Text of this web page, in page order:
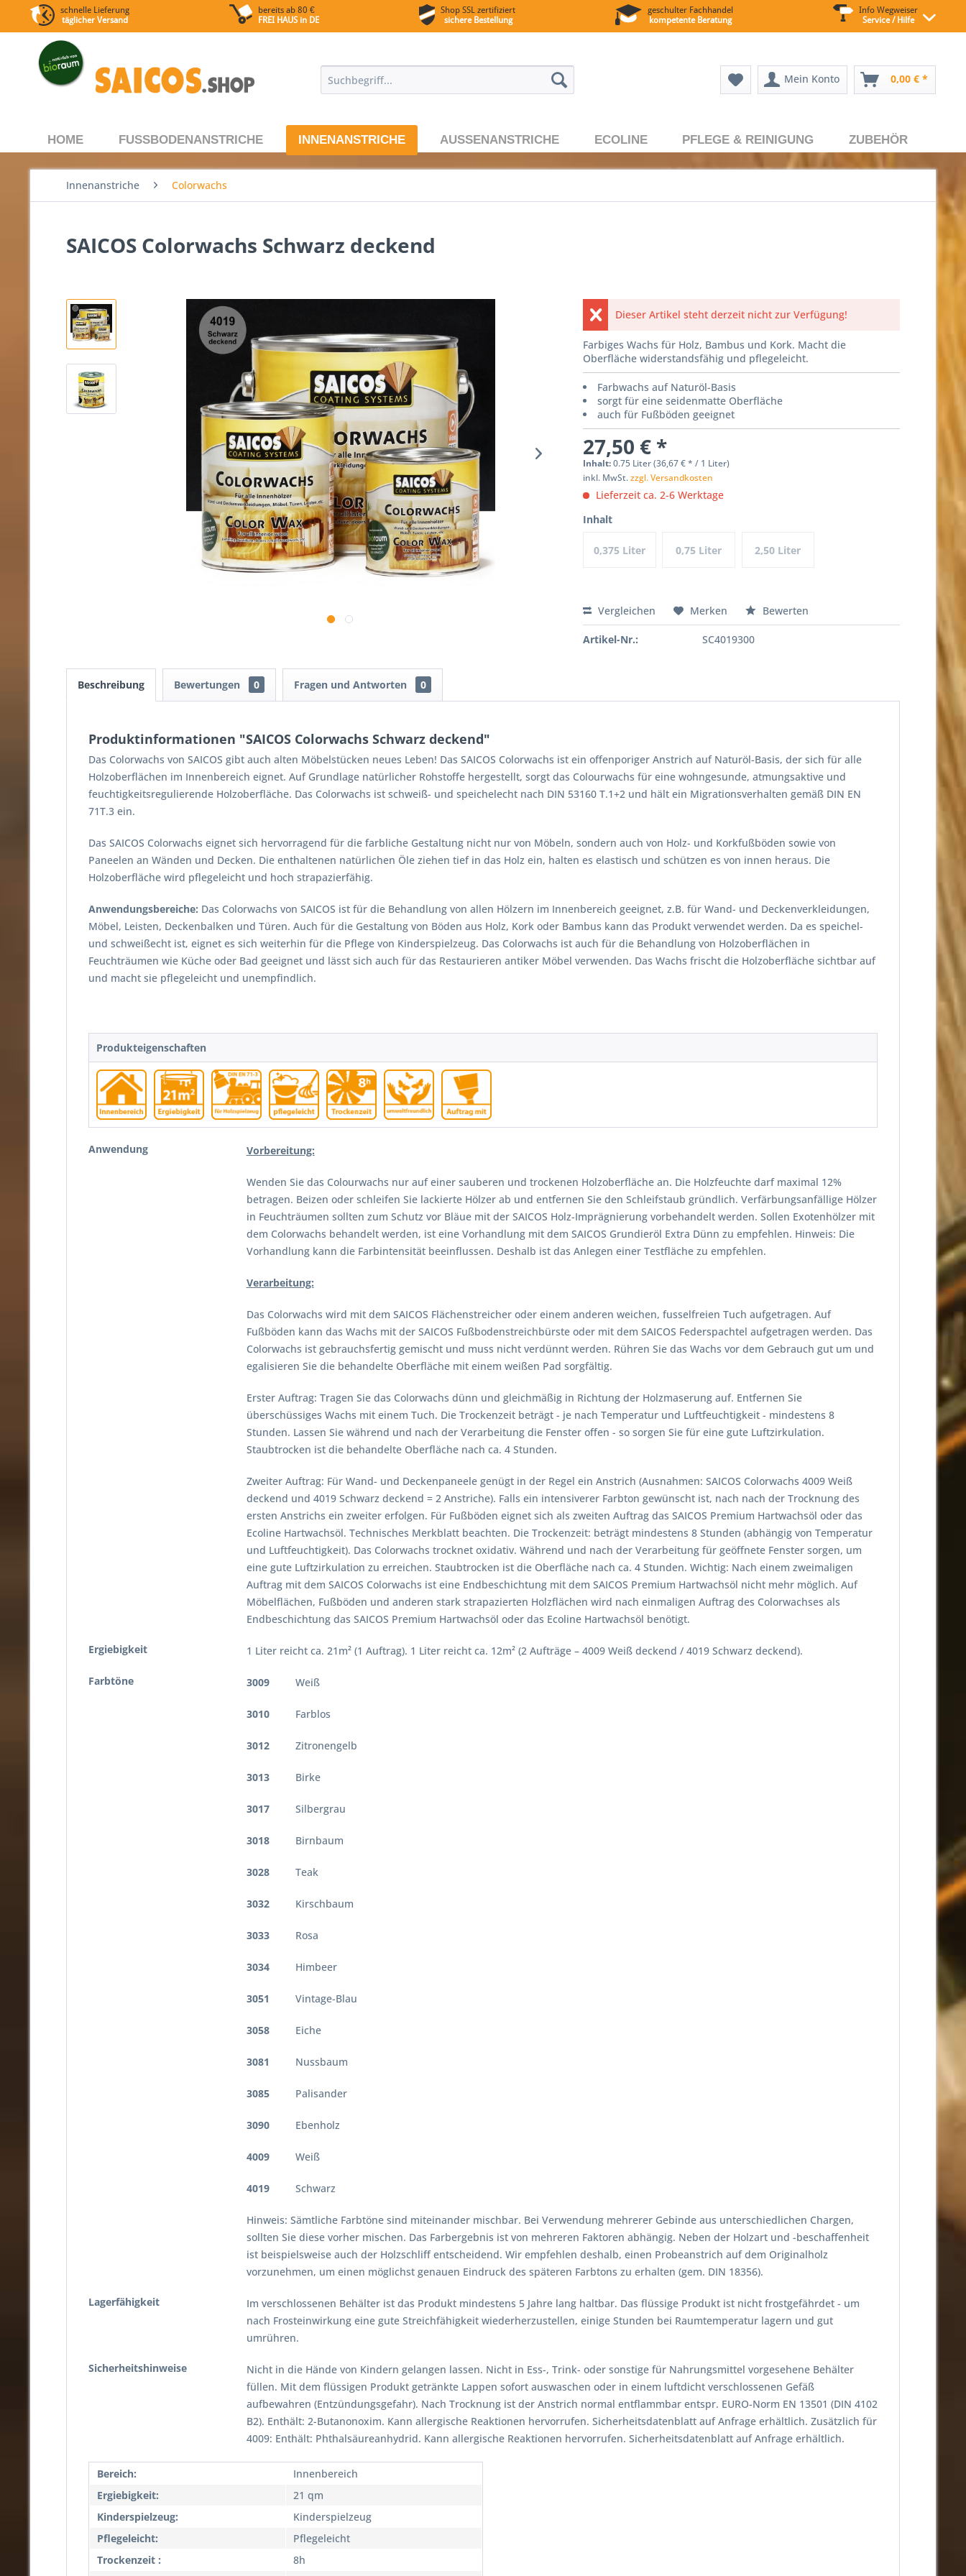
schnelle Lieferung
täglicher Versand
bereits ab 80 €
FREI HAUSin DE
Shop SSL zertifiziert
sichere Bestellung
geschulter Fachhandel
kompetente Beratung
Info Wegweiser
Service / Hilfe
Mein Konto 0,00 € *
HOME FUSSBODENANSTRICHE INNENANSTRICHE AUSSENANSTRICHE ECOLINE PFLEGE & REINIGUNG ZUBEHÖR
Innenanstriche Colorwachs
SAICOS Colorwachs Schwarz deckend
Dieser Artikel steht derzeit nicht zur Verfügung!
Farbiges Wachs für Holz, Bambus und Kork. Macht die
Oberfläche widerstandsfähig und pflegeleicht.
Farbwachs auf Naturöl-Basis
sorgt für eine seidenmatte Oberfläche
auch für Fußböden geeignet
27,50 € *
Inhalt:0.75 Liter (36,67 € * / 1 Liter)
inkl. MwSt.zzgl. Versandkosten
Lieferzeit ca. 2-6 Werktage
Inhalt
0,375 Liter 0,75 Liter 2,50 Liter
Vergleichen Merken Bewerten
Artikel-Nr.: SC4019300
Beschreibung Bewertungen 0 Fragen und Antworten 0
Produktinformationen "SAICOS Colorwachs Schwarz deckend"
Das Colorwachs von SAICOS gibt auch alten Möbelstücken neues Leben! Das SAICOS Colorwachs ist ein offenporiger Anstrich auf Naturöl-Basis, der sich für alle
Holzoberflächen im Innenbereich eignet. Auf Grundlage natürlicher Rohstoffe hergestellt, sorgt das Colourwachs für eine wohngesunde, atmungsaktive und
feuchtigkeitsregulierende Holzoberfläche. Das Colorwachs ist schweiß- und speichelecht nach DIN 53160 T.1+2 und hält ein Migrationsverhalten gemäß DIN EN
71T.3 ein.
Das SAICOS Colorwachs eignet sich hervorragend für die farbliche Gestaltung nicht nur von Möbeln, sondern auch von Holz- und Korkfußböden sowie von
Paneelen an Wänden und Decken. Die enthaltenen natürlichen Öle ziehen tief in das Holz ein, halten es elastisch und schützen es von innen heraus. Die
Holzoberfläche wird pflegeleicht und hoch strapazierfähig.
Anwendungsbereiche: Das Colorwachs von SAICOS ist für die Behandlung von allen Hölzern im Innenbereich geeignet, z.B. für Wand- und Deckenverkleidungen,
Möbel, Leisten, Deckenbalken und Türen. Auch für die Gestaltung von Böden aus Holz, Kork oder Bambus kann das Produkt verwendet werden. Da es speichel-
und schweißecht ist, eignet es sich weiterhin für die Pflege von Kinderspielzeug. Das Colorwachs ist auch für die Behandlung von Holzoberflächen in
Feuchträumen wie Küche oder Bad geeignet und lässt sich auch für das Restaurieren antiker Möbel verwenden. Das Wachs frischt die Holzoberfläche sichtbar auf
und macht sie pflegeleicht und unempfindlich.
Produkteigenschaften
Anwendung Vorbereitung:
Wenden Sie das Colourwachs nur auf einer sauberen und trockenen Holzoberfläche an. Die Holzfeuchte darf maximal 12%
betragen. Beizen oder schleifen Sie lackierte Hölzer ab und entfernen Sie den Schleifstaub gründlich. Verfärbungsanfällige Hölzer
in Feuchträumen sollten zum Schutz vor Bläue mit der SAICOS Holz-Imprägnierung vorbehandelt werden. Sollen Exotenhölzer mit
dem Colorwachs behandelt werden, ist eine Vorhandlung mit dem SAICOS Grundieröl Extra Dünn zu empfehlen. Hinweis: Die
Vorhandlung kann die Farbintensität beeinflussen. Deshalb ist das Anlegen einer Testfläche zu empfehlen.
Verarbeitung:
Das Colorwachs wird mit dem SAICOS Flächenstreicher oder einem anderen weichen, fusselfreien Tuch aufgetragen. Auf
Fußböden kann das Wachs mit der SAICOS Fußbodenstreichbürste oder mit dem SAICOS Federspachtel aufgetragen werden. Das
Colorwachs ist gebrauchsfertig gemischt und muss nicht verdünnt werden. Rühren Sie das Wachs vor dem Gebrauch gut um und
egalisieren Sie die behandelte Oberfläche mit einem weißen Pad sorgfältig.
Erster Auftrag: Tragen Sie das Colorwachs dünn und gleichmäßig in Richtung der Holzmaserung auf. Entfernen Sie
überschüssiges Wachs mit einem Tuch. Die Trockenzeit beträgt - je nach Temperatur und Luftfeuchtigkeit - mindestens 8
Stunden. Lassen Sie während und nach der Verarbeitung die Fenster offen - so sorgen Sie für eine gute Luftzirkulation.
Staubtrocken ist die behandelte Oberfläche nach ca. 4 Stunden.
Zweiter Auftrag: Für Wand- und Deckenpaneele genügt in der Regel ein Anstrich (Ausnahmen: SAICOS Colorwachs 4009 Weiß
deckend und 4019 Schwarz deckend = 2 Anstriche). Falls ein intensiverer Farbton gewünscht ist, nach nach der Trocknung des
ersten Anstrichs ein zweiter erfolgen. Für Fußböden eignet sich als zweiten Auftrag das SAICOS Premium Hartwachsöl oder das
Ecoline Hartwachsöl. Technisches Merkblatt beachten. Die Trockenzeit: beträgt mindestens 8 Stunden (abhängig von Temperatur
und Luftfeuchtigkeit). Das Colorwachs trocknet oxidativ. Während und nach der Verarbeitung für geöffnete Fenster sorgen, um
eine gute Luftzirkulation zu erreichen. Staubtrocken ist die Oberfläche nach ca. 4 Stunden. Wichtig: Nach einem zweimaligen
Auftrag mit dem SAICOS Colorwachs ist eine Endbeschichtung mit dem SAICOS Premium Hartwachsöl nicht mehr möglich. Auf
Möbelflächen, Fußböden und anderen stark strapazierten Holzflächen wird nach einmaligen Auftrag des Colorwachses als
Endbeschichtung das SAICOS Premium Hartwachsöl oder das Ecoline Hartwachsöl benötigt.
Ergiebigkeit 1 Liter reicht ca. 21m² (1 Auftrag). 1 Liter reicht ca. 12m² (2 Aufträge – 4009 Weiß deckend / 4019 Schwarz deckend).
Farbtöne 3009Weiß
3010Farblos
3012Zitronengelb
3013Birke
3017Silbergrau
3018Birnbaum
3028Teak
3032Kirschbaum
3033Rosa
3034Himbeer
3051 Vintage-Blau
3058Eiche
3081 Nussbaum
3085Palisander
3090 Ebenholz
4009Weiß
4019Schwarz
Hinweis: Sämtliche Farbtöne sind miteinander mischbar. Bei Verwendung mehrerer Gebinde aus unterschiedlichen Chargen,
sollten Sie diese vorher mischen. Das Farbergebnis ist von mehreren Faktoren abhängig. Neben der Holzart und -beschaffenheit
ist beispielsweise auch der Holzschliff entscheidend. Wir empfehlen deshalb, einen Probeanstrich auf dem Originalholz
vorzunehmen, um einen möglichst genauen Eindruck des späteren Farbtons zu erhalten (gem. DIN 18356).
Lagerfähigkeit
Im verschlossenen Behälter ist das Produkt mindestens 5 Jahre lang haltbar. Das flüssige Produkt ist nicht frostgefährdet - um
nach Frosteinwirkung eine gute Streichfähigkeit wiederherzustellen, einige Stunden bei Raumtemperatur lagern und gut
umrühren.
Sicherheitshinweise
Nicht in die Hände von Kindern gelangen lassen. Nicht in Ess-, Trink- oder sonstige für Nahrungsmittel vorgesehene Behälter
füllen. Mit dem flüssigen Produkt getränkte Lappen sofort auswaschen oder in einem luftdicht verschlossenen Gefäß
aufbewahren (Entzündungsgefahr). Nach Trocknung ist der Anstrich normal entflammbar entspr. EURO-Norm EN 13501 (DIN 4102
B2). Enthält: 2-Butanonoxim. Kann allergische Reaktionen hervorrufen. Sicherheitsdatenblatt auf Anfrage erhältlich. Zusätzlich für
4009: Enthält: Phthalsäureanhydrid. Kann allergische Reaktionen hervorrufen. Sicherheitsdatenblatt auf Anfrage erhältlich.
Bereich:
Innenbereich
Ergiebigkeit:
21 qm
Kinderspielzeug:
Kinderspielzeug
Pflegeleicht:
Pflegeleicht
Trockenzeit :
8h